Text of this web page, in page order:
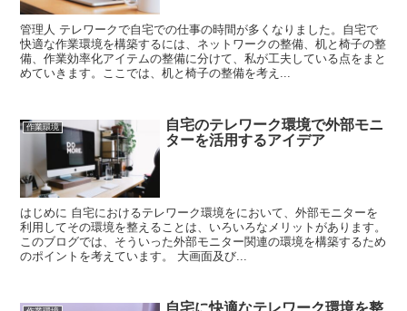
管理人 テレワークで自宅での仕事の時間が多くなりました。自宅で
快適な作業環境を構築するには、ネットワークの整備、机と椅子の整
備、作業効率化アイテムの整備に分けて、私が工夫している点をまと
めていきます。ここでは、机と椅子の整備を考え...
作業環境
自宅のテレワーク環境で外部モニ
ターを活用するアイデア
はじめに 自宅におけるテレワーク環境をにおいて、外部モニターを
利用してその環境を整えることは、いろいろなメリットがあります。
このブログでは、そういった外部モニター関連の環境を構築するため
のポイントを考えています。 大画面及び...
自宅に快適なテレワーク環境を整